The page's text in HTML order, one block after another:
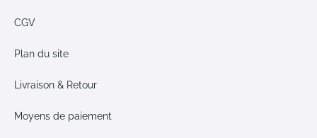
CGV
Plan du site
Livraison & Retour
Moyens de paiement